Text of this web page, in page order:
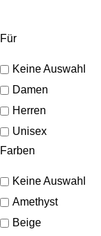
Für
Keine Auswahl
Damen
Herren
Unisex
Farben
Keine Auswahl
Amethyst
Beige